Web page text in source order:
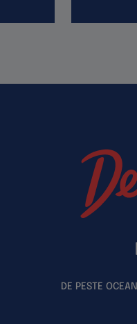
DE PESTE OCEAN